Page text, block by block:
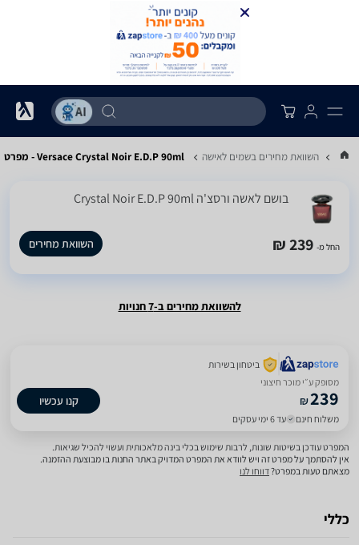
... השוואת מחירים בשמים לאישה Versace Crystal Noir E.D.P 90ml - מפרט
בושם לאשה ורסצ'ה Crystal Noir E.D.P 90ml
החל מ- 239 ₪ השוואת מחירים
להשוואת מחירים ב-7 חנויות
ביטחון בשירות
מסופק ע״י מוכר חיצוני
₪239
משלוח חינם עד 6 ימי עסקים
קנו עכשיו
המפרט עודכן בשיטות שונות, לרבות שימוש בכלי בינה מלאכותית ועשוי להכיל שגיאות.
אין להסתמך על מפרט זה ויש לוודא את המפרט המדויק באתר החנות בו מבוצעת ההזמנה.
מצאתם טעות במפרט?דווחו לנו
כללי